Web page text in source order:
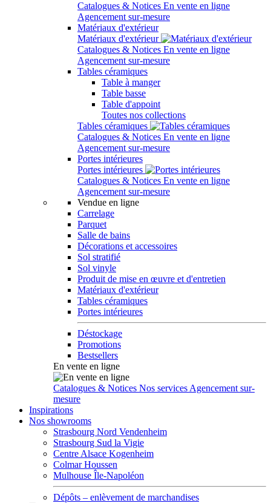
Catalogues & Notices En vente en ligne
Agencement sur-mesure
Matériaux d'extérieur
Matériaux d'extérieur
Catalogues & Notices En vente en ligne
Agencement sur-mesure
Tables céramiques
Table à manger
Table basse
Table d'appoint
Toutes nos collections
Tables céramiques
Catalogues & Notices En vente en ligne
Agencement sur-mesure
Portes intérieures
Portes intérieures
Catalogues & Notices En vente en ligne
Agencement sur-mesure
Vendue en ligne
Carrelage
Parquet
Salle de bains
Décorations et accessoires
Sol stratifié
Sol vinyle
Produit de mise en œuvre et d'entretien
Matériaux d'extérieur
Tables céramiques
Portes intérieures
Déstockage
Promotions
Bestsellers
En vente en ligne
Catalogues & Notices Nos services Agencement sur-
mesure
Inspirations
Nos showrooms
Strasbourg Nord Vendenheim
Strasbourg Sud la Vigie
Centre Alsace Kogenheim
Colmar Houssen
Mulhouse Île-Napoléon
Dépôts – enlèvement de marchandises